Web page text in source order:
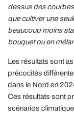
dessus des
que cultiver une
beaucoup moins
bouquet ou en
Les résultats sont
précocités
dans le Nord en
Ces résultats sont
scénarios